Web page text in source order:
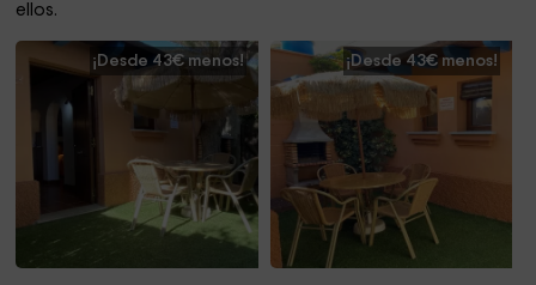
ellos.
¡Desde 43€ menos! ¡Desde 43€ menos!